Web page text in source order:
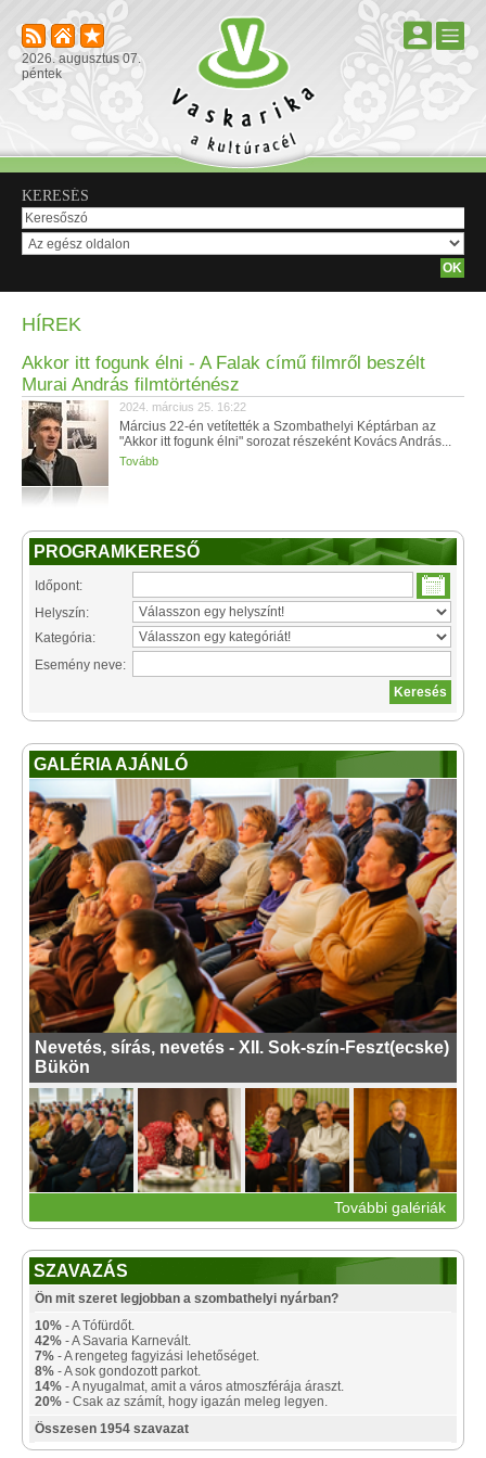
2026. augusztus 07.
péntek
KERESÉS
HÍREK
Akkor itt fogunk élni - A Falak című filmről beszélt
Murai András filmtörténész
2024. március 25. 16:22
Március 22-én vetítették a Szombathelyi Képtárban az
"Akkor itt fogunk élni" sorozat részeként Kovács András...
Tovább
PROGRAMKERESŐ
Időpont:
Helyszín:
Kategória:
Esemény neve:
GALÉRIA AJÁNLÓ
Nevetés, sírás, nevetés - XII. Sok-szín-Feszt(ecske)
Bükön
További galériák
SZAVAZÁS
Ön mit szeret legjobban a szombathelyi nyárban?
10% - A Tófürdőt.
42% - A Savaria Karnevált.
7% - A rengeteg fagyizási lehetőséget.
8% - A sok gondozott parkot.
14% - A nyugalmat, amit a város atmoszférája áraszt.
20% - Csak az számít, hogy igazán meleg legyen.
Összesen 1954 szavazat